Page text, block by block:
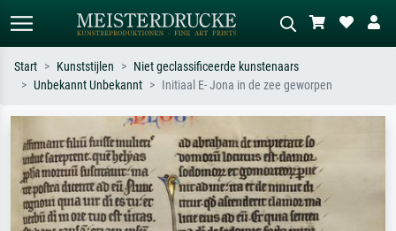
Zoek op kunstenaar, titel of stijl – bijv.
Monet, Sterrennacht, impressionisme,
Hokusai-golf, naakt.
weide, abstract met veel rood, donker
olieverfschilderij, staand naakt naast
een boom.
Start Kunststijlen
Niet geclassificeerde kunstenaars
Unbekannt Unbekannt
Initiaal E- Jona in de zee geworpen